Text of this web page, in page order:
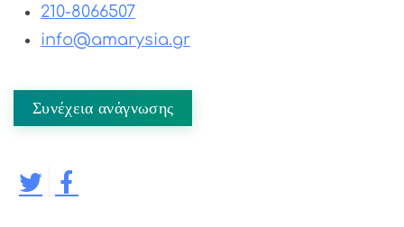
210-8066507
info@amarysia.gr
Συνέχεια ανάγνωσης